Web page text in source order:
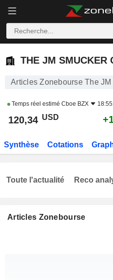
THE JM SMUCKER
Articles Zonebourse The
Temps réel estimé Cboe BZX
120,34 USD
Synthèse Cotations
Articles Zonebourse
Toute l'actualité Reco